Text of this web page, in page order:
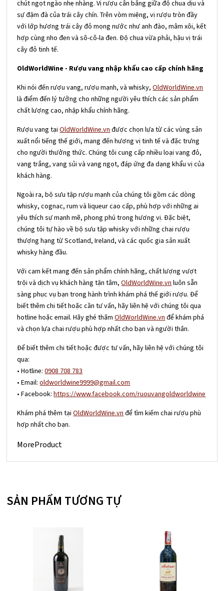
chút ngọt ngào nhẹ nhàng. Vị rượu cân bằng giữa độ chua dịu và
sự đậm đà của trái cây chín. Trên vòm miệng, vị rượu tròn đầy
với lớp hương trái cây đỏ mọng nước như anh đào, mâm xôi, kết
hợp cùng nho đen và sô-cô-la đen. Độ chua vừa phải, hậu vị trái
cây đỏ tinh tế.
OldWorldWine - Rượu vang nhập khẩu cao cấp chính hãng
Khi nói đến rượu vang, rượu mạnh, và whisky,OldWorldWine.vn
là điểm đến lý tưởng cho những người yêu thích các sản phẩm
chất lượng cao, nhập khẩu chính hãng.
Rượu vang tạiOldWorldWine.vn được chọn lựa từ các vùng sản
xuất nổi tiếng thế giới, mang đến hương vị tinh tế và đặc trưng
cho người thưởng thức. Chúng tôi cung cấp nhiều loại vang đỏ,
vang trắng, vang sủi và vang ngọt, đáp ứng đa dạng khẩu vị của
khách hàng.
Ngoài ra, bộ sưu tập rượu mạnh của chúng tôi gồm các dòng
whisky, cognac, rum và liqueur cao cấp, phù hợp với những ai
yêu thích sự mạnh mẽ, phong phú trong hương vị. Đặc biệt,
chúng tôi tự hào về bộ sưu tập whisky với những chai rượu
thượng hạng từ Scotland, Ireland, và các quốc gia sản xuất
whisky hàng đầu.
Với cam kết mang đến sản phẩm chính hãng, chất lượng vượt
trội và dịch vụ khách hàng tận tâm,OldWorldWine.vn luôn sẵn
sàng phục vụ bạn trong hành trình khám phá thế giới rượu. Để
biết thêm chi tiết hoặc cần tư vấn, hãy liên hệ với chúng tôi qua
hotline hoặc email. Hãy ghé thămOldWorldWine.vn để khám phá
và chọn lựa chai rượu phù hợp nhất cho bạn và người thân.
Để biết thêm chi tiết hoặc được tư vấn, hãy liên hệ với chúng tôi
qua:
• Hotline:0908 708 783
• Email:oldworldwine9999@gmail.com
• Facebook:https://www.facebook.com/ruouvangoldworldwine
Khám phá thêm tạiOldWorldWine.vn để tìm kiếm chai rượu phù
hợp nhất cho bạn.
MoreProduct
SẢN PHẨM TƯƠNG TỰ